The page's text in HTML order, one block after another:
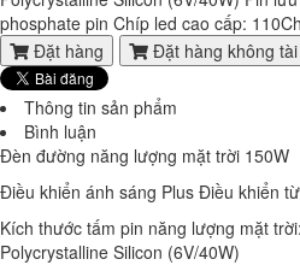
Laptop Dell Latitude E7280 - Intel
12.5'
8,550,000 đ
Laptop Dell Latitude E5470 - Intel
9,150,000 đ
Laptop Dell Latitude E5470 - Intel
8,650,000 đ
phosphate pin Chíp led cao cấp:
Đặt hàng
Đặt hàng không
Thông tin sản phẩm
Bình luận
Đèn đường năng lượng mặt trời 150W
Điều khiển ánh sáng Plus Điều khiển
Kích thước tấm pin năng lượng mặt
Polycrystalline Silicon (6V/40W)